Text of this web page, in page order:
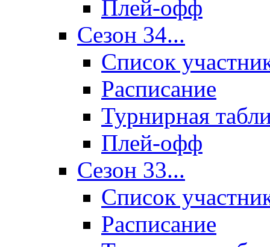
Плей-офф
Сезон 34...
Список
Расписание
Турнирная
Плей-офф
Сезон 33...
Список
Расписание